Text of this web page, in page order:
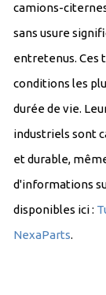
camions-
sans usure
entretenus. Ces
conditions les
durée de vie.
industriels sont
et durable,
d'informations
disponibles ici :
NexaParts.